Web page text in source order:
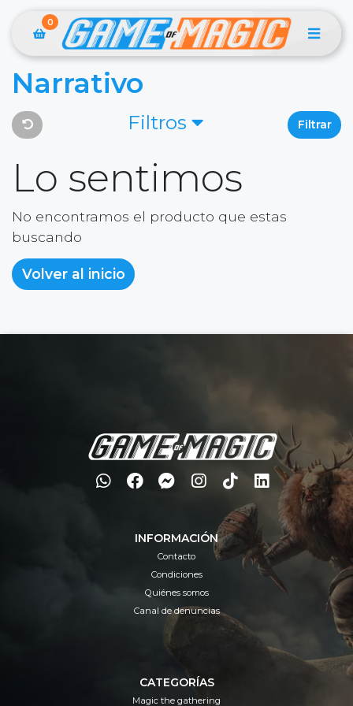
0
Narrativo
Filtros Filtrar
Lo sentimos
No encontramos el producto que estas
buscando
Volver al inicio
INFORMACIÓN
Contacto
Condiciones
Quiénes somos
Canal de denuncias
CATEGORÍAS
Magic the gathering